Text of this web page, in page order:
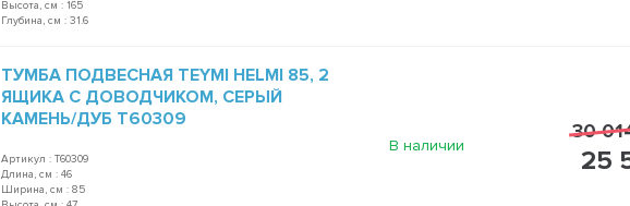
Высота, см : 165
Глубина, см : 31.6
ТУМБА ПОДВЕСНАЯ TEYMI HELMI 85, 2
ЯЩИКА С ДОВОДЧИКОМ, СЕРЫЙ
КАМЕНЬ/ДУБ T60309
Артикул : T60309
Длина, см : 46
Ширина, см : 85
В наличии
30
25